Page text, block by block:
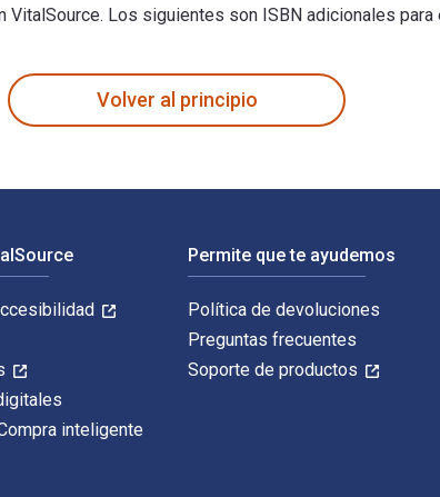
Los siguientes son ISBN adicionales
Volver al principio
inteligente
Permite que te ayudemos
Política de devoluciones
Preguntas frecuentes
Soporte de productos